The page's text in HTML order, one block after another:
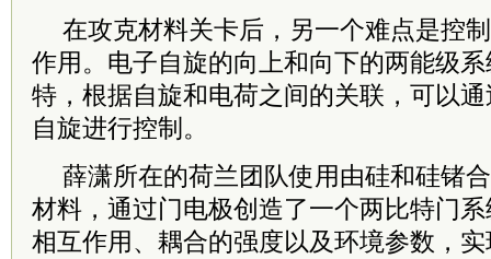
在攻克材料关卡后，另一个难点是控
作用。电子自旋的向上和向下的两能级
特，根据自旋和电荷之间的关联，可以
自旋进行控制。
薛潇所在的荷兰团队使用由硅和硅锗
材料，通过门电极创造了一个两比特门
相互作用、耦合的强度以及环境参数，